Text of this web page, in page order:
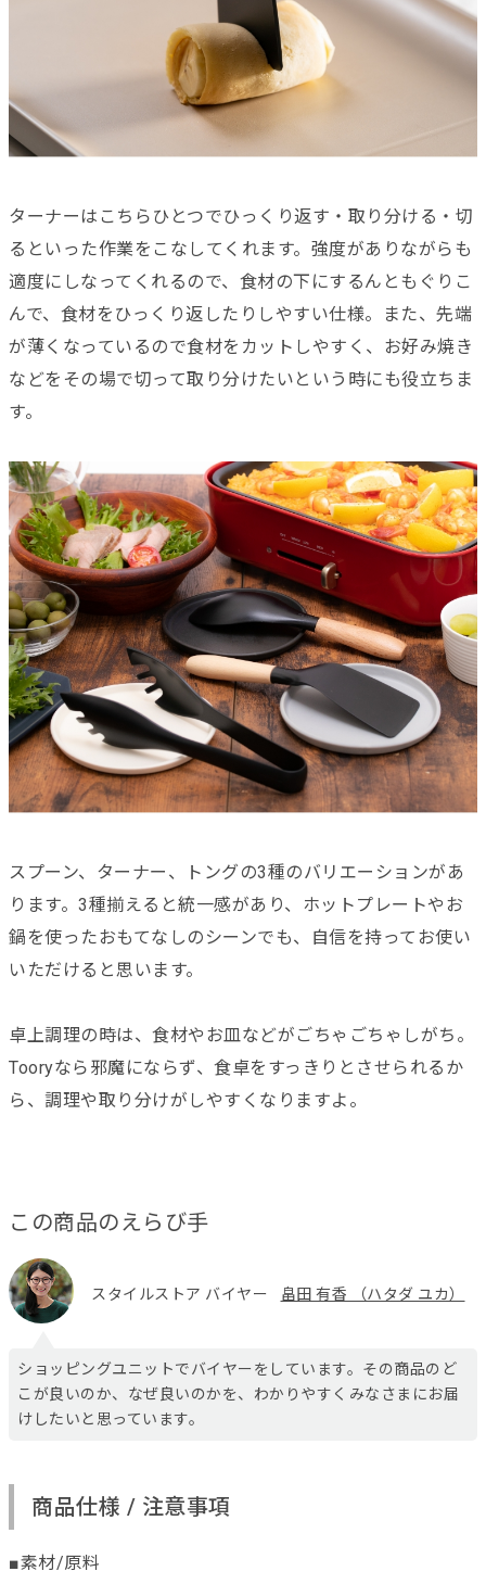
ターナーはこちらひとつでひっくり返す・取り分ける・切
るといった作業をこなしてくれます。強度がありながらも
適度にしなってくれるので、食材の下にするんともぐりこ
んで、食材をひっくり返したりしやすい仕様。また、先端
が薄くなっているので食材をカットしやすく、お好み焼き
などをその場で切って取り分けたいという時にも役立ちま
す。
スプーン、ターナー、トングの3種のバリエーションがあ
ります。3種揃えると統一感があり、ホットプレートやお
鍋を使ったおもてなしのシーンでも、自信を持ってお使い
いただけると思います。
卓上調理の時は、食材やお皿などがごちゃごちゃしがち。
Tooryなら邪魔にならず、食卓をすっきりとさせられるか
ら、調理や取り分けがしやすくなりますよ。
この商品のえらび手
スタイルストア バイヤー 畠田 有香 （ハタダ ユカ）
ショッピングユニットでバイヤーをしています。その商品のど
こが良いのか、なぜ良いのかを、わかりやすくみなさまにお届
けしたいと思っています。
商品仕様 / 注意事項
■素材/原料